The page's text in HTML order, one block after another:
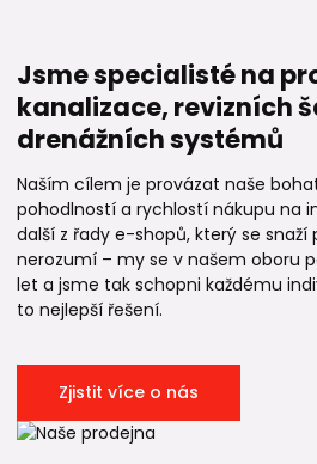
Jsme specialisté na
kanalizace, revizních
drenážních systémů
Naším cílem je provázat naše
pohodlností a rychlostí nákupu na
další z řady e-shopů, který se
nerozumí – my se v našem oboru
let a jsme tak schopni každému
to nejlepší řešení.
Zjistit více o nás